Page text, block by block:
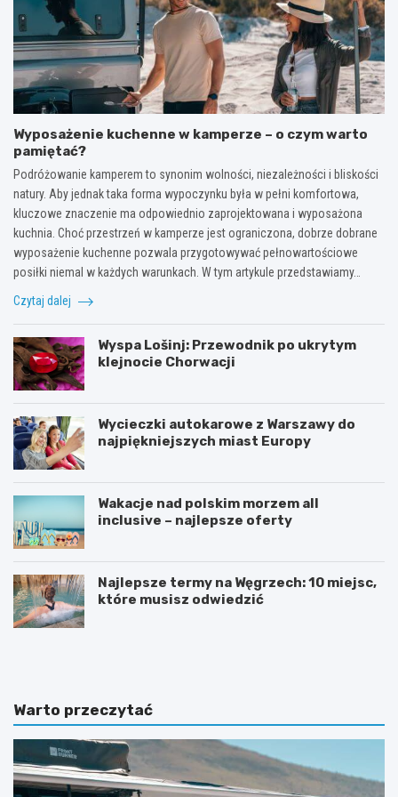
Wyposażenie kuchenne w kamperze – o czym warto
pamiętać?
Podróżowanie kamperem to synonim wolności, niezależności i bliskości
natury. Aby jednak taka forma wypoczynku była w pełni komfortowa,
kluczowe znaczenie ma odpowiednio zaprojektowana i wyposażona
kuchnia. Choć przestrzeń w kamperze jest ograniczona, dobrze dobrane
wyposażenie kuchenne pozwala przygotowywać pełnowartościowe
posiłki niemal w każdych warunkach. W tym artykule przedstawiamy…
Czytaj dalej
Wyspa Lošinj: Przewodnik po ukrytym
klejnocie Chorwacji
Wycieczki autokarowe z Warszawy do
najpiękniejszych miast Europy
Wakacje nad polskim morzem all
inclusive – najlepsze oferty
Najlepsze termy na Węgrzech: 10 miejsc,
które musisz odwiedzić
J
ę
p
r
z
y
P
b
a
n
k
–
Warto przeczytać